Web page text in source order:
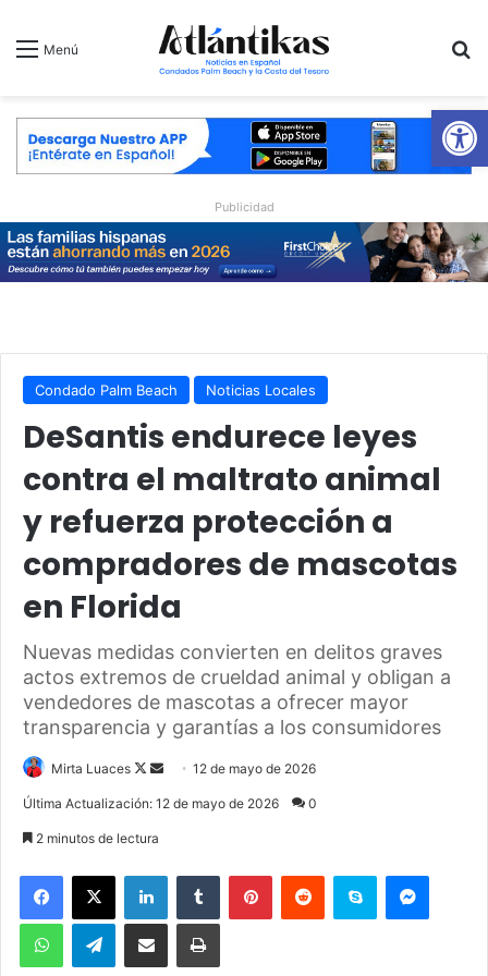
Menú
Publicidad
Condado Palm Beach Noticias Locales
DeSantis endurece leyes
contra el maltrato animal
y refuerza protección a
compradores de mascotas
en Florida
Nuevas medidas convierten en delitos graves
actos extremos de crueldad animal y obligan a
vendedores de mascotas a ofrecer mayor
transparencia y garantías a los consumidores
Mirta Luaces
F
l
o
w
o
n
a
e
12 de mayo de 2026
Última Actualización: 12 de mayo de 2026 0
2 minutos de lectura
Telegram